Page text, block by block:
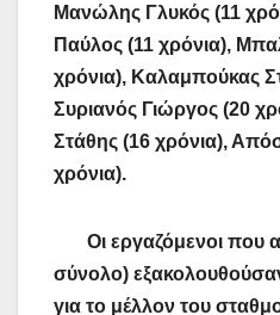
Μανώλης Γλυκός (11
Παύλος (11 χρόνια),
χρόνια), Καλαμπούκας
Συριανός Γιώργος (20
Στάθης (16 χρόνια),
χρόνια).
Οι εργαζόμενοι που
σύνολο)
για το μέλλον του